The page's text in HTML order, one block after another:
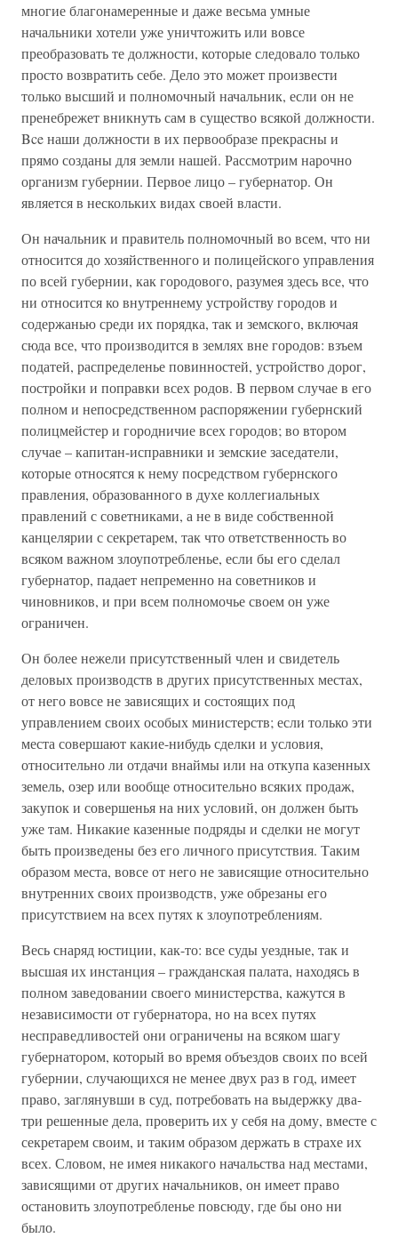
многие благонамеренные и даже весьма умные
начальники хотели уже уничтожить или вовсе
преобразовать те должности, которые следовало только
просто возвратить себе. Дело это может произвести
только высший и полномочный начальник, если он не
пренебрежет вникнуть сам в существо всякой должности.
Bce наши должности в их первообразе прекрасны и
прямо созданы для земли нашей. Рассмотрим нарочно
организм губернии. Первое лицо – губернатор. Он
является в нескольких видах своей власти.
Он начальник и правитель полномочный во всем, что ни
относится до хозяйственного и полицейского управления
по всей губернии, как городового, разумея здесь все, что
ни относится ко внутреннему устройству городов и
содержанью среди их порядка, так и земского, включая
сюда все, что производится в землях вне городов: взъем
податей, распределенье повинностей, устройство дорог,
постройки и поправки всех родов. B первом случае в его
полном и непосредственном распоряжении губернский
полицмейстер и городничие всех городов; во втором
случае – капитан-исправники и земские заседатели,
которые относятся к нему посредством губернского
правления, образованного в духе коллегиальных
правлений с советниками, а не в виде собственной
канцелярии с секретарем, так что ответственность во
всяком важном злоупотребленье, если бы его сделал
губернатор, падает непременно на советников и
чиновников, и при всем полномочье своем он уже
ограничен.
Он более нежели присутственный член и свидетель
деловых производств в других присутственных местах,
от него вовсе не зависящих и состоящих под
управлением своих особых министерств; если только эти
места совершают какие-нибудь сделки и условия,
относительно ли отдачи внаймы или на откупа казенных
земель, озер или вообще относительно всяких продаж,
закупок и совершенья на них условий, он должен быть
уже там. Никакие казенные подряды и сделки не могут
быть произведены без его личного присутствия. Таким
образом места, вовсе от него не зависящие относительно
внутренних своих производств, уже обрезаны его
присутствием на всех путях к злоупотреблениям.
Весь снаряд юстиции, как-то: все суды уездные, так и
высшая их инстанция – гражданская палата, находясь в
полном заведовании своего министерства, кажутся в
независимости от губернатора, но на всех путях
несправедливостей они ограничены на всяком шагу
губернатором, который во время объездов своих по всей
губернии, случающихся не менее двух раз в год, имеет
право, заглянувши в суд, потребовать на выдержку два-
три решенные дела, проверить их у себя на дому, вместе с
секретарем своим, и таким образом держать в страхе их
всех. Словом, не имея никакого начальства над местами,
зависящими от других начальников, он имеет право
остановить злоупотребленье повсюду, где бы оно ни
было.